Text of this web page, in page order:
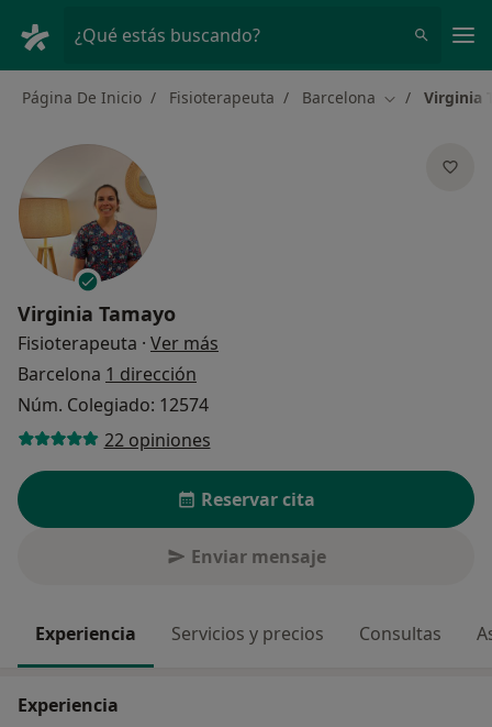
¿Qué estás buscando?
Página De Inicio Fisioterapeuta Barcelona Cambiar de
Virginia
Virginia Tamayo
Fisioterapeuta · Ver más
Barcelona 1 dirección
Núm. Colegiado: 12574
22 opiniones
Reservar cita
Enviar mensaje
Experiencia Servicios y precios Consultas
Experiencia